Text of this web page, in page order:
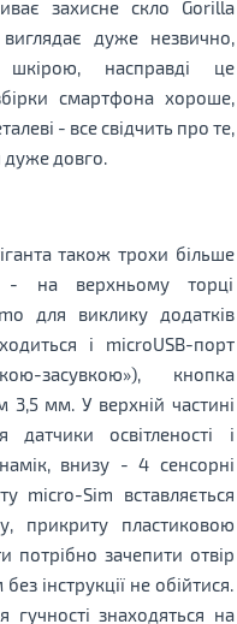
захисне скло Gorilla
дуже незвично,
насправді це
смартфона хороше,
- все свідчить про те,
довго.
також трохи більше
- на верхньому торці
для виклику додатків
і microUSB-порт
засувкою»), кнопка
3,5 мм. У верхній частині
датчики освітленості і
внизу - 4 сенсорні
micro-Sim вставляється
прикриту пластиковою
потрібно зачепити отвір
інструкції не обійтися.
гучності знаходяться на